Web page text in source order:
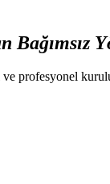
Bağımsız
ve profesyonel